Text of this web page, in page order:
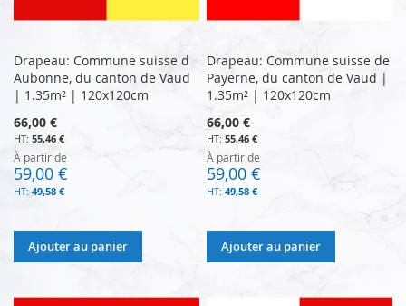
Drapeau: Commune suisse d
Aubonne, du canton de Vaud
| 1.35m² | 120x120cm
66,00 €
55,46 €
À partir de
59,00 €
49,58 €
Ajouter au panier
Drapeau: Commune suisse de
Payerne, du canton de Vaud |
1.35m² | 120x120cm
66,00 €
55,46 €
À partir de
59,00 €
49,58 €
Ajouter au panier